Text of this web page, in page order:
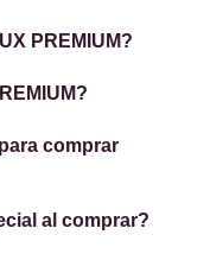
PREMIUM?
comprar
al comprar?